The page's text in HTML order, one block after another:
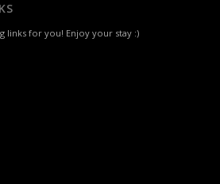
links for you! Enjoy your stay :)